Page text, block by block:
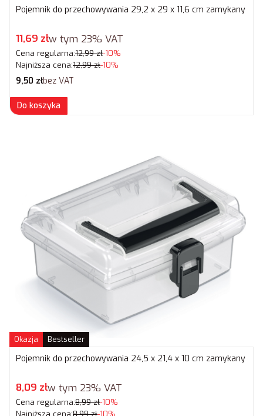
Pojemnik do przechowywania 29,2 x 29 x 11,6 cm zamykany
Cena promocyjna brutto
11,69 złw tym 23% VAT
Cena regularna:12,99 zł-10%
Najniższa cena:12,99 zł-10%
Cena netto
9,50 złbez VAT
Do koszyka
Okazja Bestseller
Pojemnik do przechowywania 24,5 x 21,4 x 10 cm zamykany
Cena promocyjna brutto
8,09 złw tym 23% VAT
Cena regularna:8,99 zł-10%